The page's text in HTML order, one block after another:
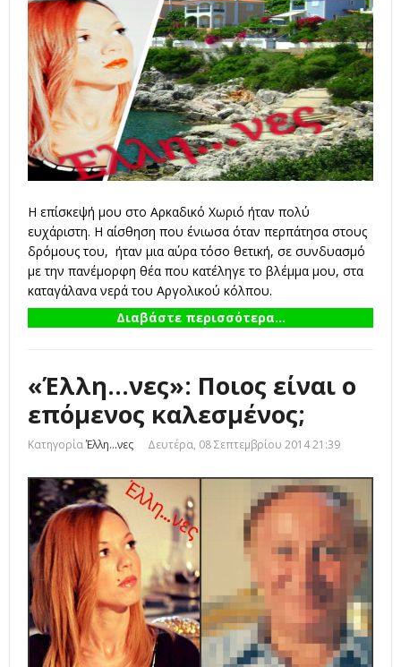
Η επίσκεψή μου στο Αρκαδικό Χωριό ήταν πολύ
ευχάριστη. Η αίσθηση που ένιωσα όταν περπάτησα στους
δρόμους του, ήταν μια αύρα τόσο θετική, σε συνδυασμό
με την πανέμορφη θέα που κατέληγε το βλέμμα μου, στα
καταγάλανα νερά του Αργολικού κόλπου.
Διαβάστε περισσότερα...
«Έλλη...νες»: Ποιος είναι ο
επόμενος καλεσμένος;
ΚατηγορίαΈλλη...νες Δευτέρα, 08 Σεπτεμβρίου 2014 21:39